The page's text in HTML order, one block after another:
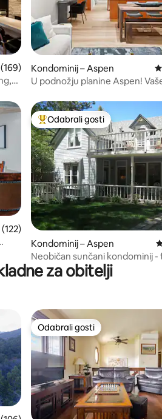
ocjena: 4,93/5, recenzija: 169
Kondominij – Aspen
U podnožju planine Aspen!
„Odabrali gosti”
ocjena: 4,94/5, recenzija: 122
Među najviše rangiranima s
Odabrali gosti
Kondominij – Aspen
Neobičan sunčani kondominij -
centra grada!
za obitelji
Odabrali gosti
Odabrali gosti